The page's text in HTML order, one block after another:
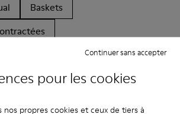
pour les cookies
nos propres cookies et ceux de tiers à
Continuer sans accepter
Baskets